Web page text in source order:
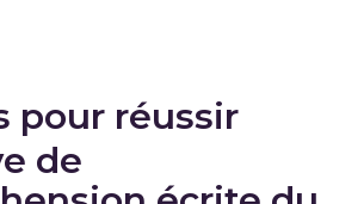
pour réussir
de